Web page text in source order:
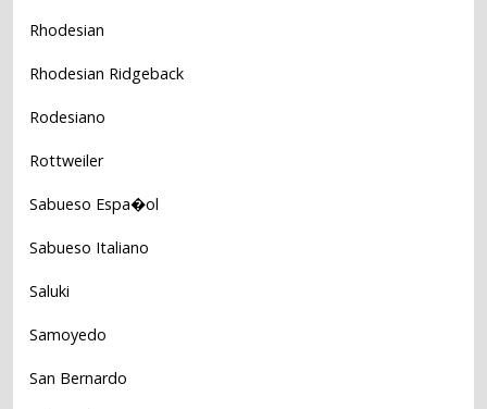
Rhodesian
Rhodesian Ridgeback
Rodesiano
Rottweiler
Sabueso Espa�ol
Sabueso Italiano
Saluki
Samoyedo
San Bernardo